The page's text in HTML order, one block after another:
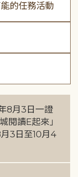
的任務活動
8月3日一證
閱讀E起來」
3日至10月4